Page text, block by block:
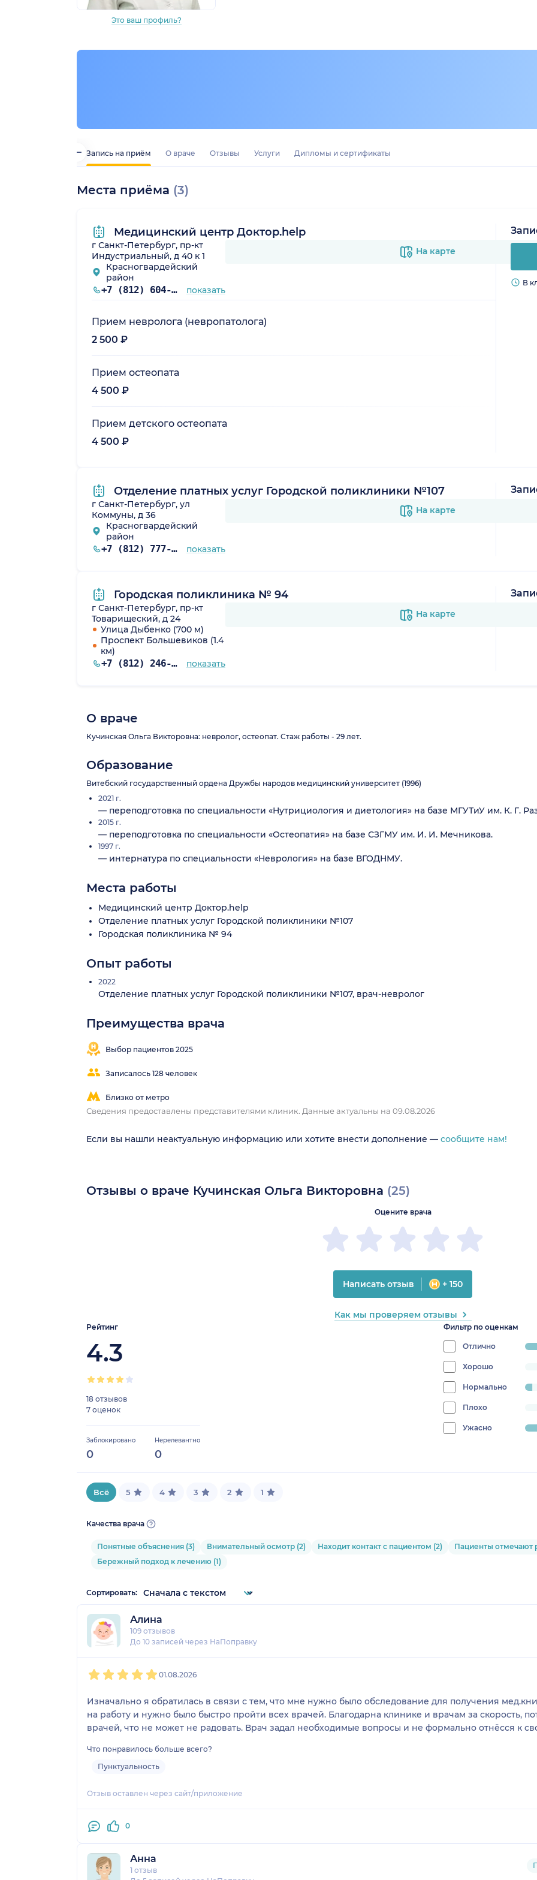
Это ваш профиль?
Запись на приём О враче Отзывы Услуги Дипломы и сертификаты
Места приёма (3)
Медицинский центр Доктор.help
г Санкт-Петербург, пр-кт
Индустриальный, д 40 к 1
Красногвардейский
район
+7 (812) 604-76-05 показать
На карте
Прием невролога (невропатолога)
2 500 ₽
Прием остеопата
4 500 ₽
Прием детского остеопата
4 500 ₽
В
Отделение платных услуг Городской поликлиники №107
г Санкт-Петербург, ул
Коммуны, д 36
Красногвардейский
район
+7 (812) 777-92-85 показать
На карте В
Городская поликлиника № 94
г Санкт-Петербург, пр-кт
Товарищеский, д 24
Улица Дыбенко (700 м)
Проспект Большевиков (1.4
км)
+7 (812) 246-26-74 показать
На карте В
О враче
Кучинская Ольга Викторовна: невролог, остеопат. Стаж работы - 29 лет.
Образование
Витебский государственный ордена Дружбы народов медицинский университет (1996)
2021 г.
— переподготовка по специальности «Нутрициология и диетология» на базе МГУТиУ им. К. Г.
2015 г.
— переподготовка по специальности «Остеопатия» на базе СЗГМУ им. И. И. Мечникова.
1997 г.
— интернатура по специальности «Неврология» на базе ВГОДНМУ.
Места работы
Медицинский центр Доктор.help
Отделение платных услуг Городской поликлиники №107
Городская поликлиника № 94
Опыт работы
2022
Отделение платных услуг Городской поликлиники №107, врач-невролог
Преимущества врача
Выбор пациентов 2025
Записалось 128 человек
Близко от метро
Сведения предоставлены представителями клиник. Данные актуальны на 09.08.2026
Если вы нашли неактуальную информацию или хотите внести дополнение — сообщите нам!
Отзывы о враче Кучинская Ольга Викторовна (25)
Рейтинг
4.3
18 отзывов
7 оценок
Заблокировано
0
Нерелевантно
0
Фильтр по оценкам
Отличноprogress:
80%
Хорошо
Нормально
Плохо
Ужасно
Оцените врача
Написать отзыв + 150
Как мы проверяем отзывы
Всё 5 4 3 2 1
Качества врача
Понятные объяснения (3) Внимательный осмотр (2) Находит контакт с пациентом (2)
Пациенты отмечают
Бережный подход к лечению (1)
Сортировать:
Алина
109 отзывов
До 10 записей через НаПоправку
01.08.2026
Изначально я обратилась в связи с тем, что мне нужно было обследование для получения
на работу и нужно было быстро пройти всех врачей. Благодарна клинике и врачам за скорость,
врачей, что не может не радовать. Врач задал необходимые вопросы и не формально отнёсся к
Что понравилось больше всего?
Пунктуальность
Отзыв оставлен через сайт/приложение
0
Анна
1 отзыв